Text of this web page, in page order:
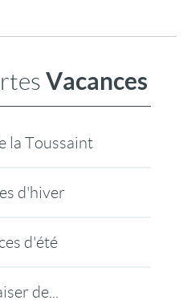
Vacances
la Toussaint
d'hiver
d'été
de...